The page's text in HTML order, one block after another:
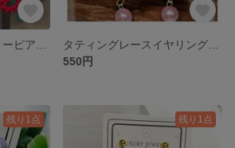
550円
残り1点 残り1点